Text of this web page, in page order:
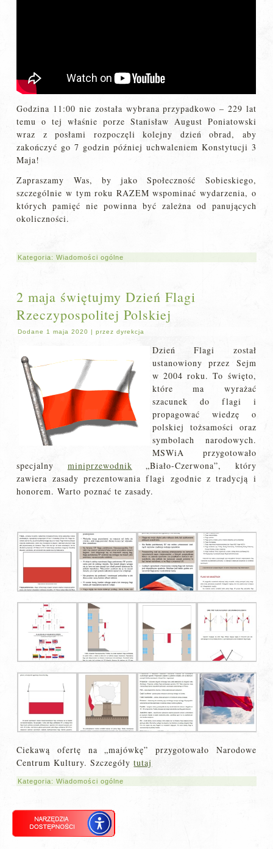
Godzina 11:00 nie została wybrana przypadkowo – 229 lat
temu o tej właśnie porze Stanisław August Poniatowski
wraz z posłami rozpoczęli kolejny dzień obrad, aby
zakończyć go 7 godzin później uchwaleniem Konstytucji 3
Maja!
Zapraszamy Was, by jako Społeczność Sobieskiego,
szczególnie w tym roku RAZEM wspominać wydarzenia, o
których pamięć nie powinna być zależna od panujących
okoliczności.
Kategoria:Wiadomości ogólne
2 maja świętujmy Dzień Flagi
Rzeczypospolitej Polskiej
Dodane 1 maja 2020 |przez dyrekcja
Dzień Flagi został
ustanowiony przez Sejm
w 2004 roku. To święto,
które ma wyrażać
szacunek do flagi i
propagować wiedzę o
polskiej tożsamości oraz
symbolach narodowych.
MSWiA przygotowało
specjalny miniprzewodnik „Biało-Czerwona”, który
zawiera zasady prezentowania flagi zgodnie z tradycją i
honorem. Warto poznać te zasady.
Ciekawą ofertę na „majówkę” przygotowało Narodowe
Centrum Kultury. Szczegółytutaj
Kategoria:Wiadomości ogólne